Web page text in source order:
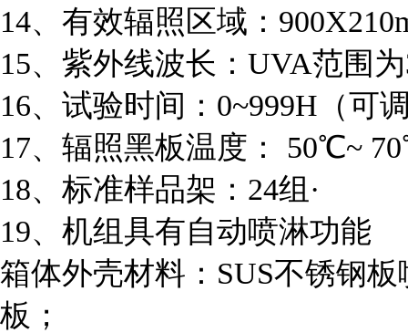
14、有效辐照区域：
15、紫外线波长：UVA范围
16、试验时间：0~999H（可
17、辐照黑板温度： 50℃~
18、标准样品架：24组·
19、机组具有自动喷淋功能
箱体外壳材料：SUS不锈钢
板；